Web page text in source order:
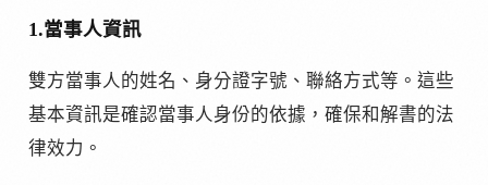
1.當事人資訊
雙方當事人的姓名、身分證字號、聯絡方式等。這些
基本資訊是確認當事人身份的依據，確保和解書的法
律效力。